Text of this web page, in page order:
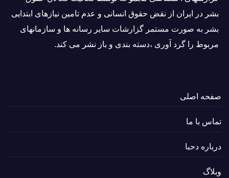
بشر در ایران از نقض حقوق انسانی و عدم تامین نیازهای ابتدایی
بشر به صورت مستمر گزارشات سایر رسانه ها و سازمانهای
مربوط را گرد آوری ،دسته بندی و باز نشر می كند.
صفحه اصلی
تماس با ما
درباره دحبا
وبلاگ